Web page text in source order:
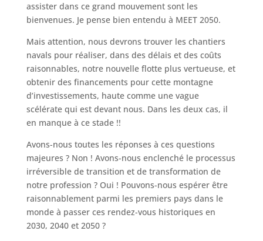
assister dans ce grand mouvement sont les
bienvenues. Je pense bien entendu à MEET 2050.
Mais attention, nous devrons trouver les chantiers
navals pour réaliser, dans des délais et des coûts
raisonnables, notre nouvelle flotte plus vertueuse, et
obtenir des financements pour cette montagne
d’investissements, haute comme une vague
scélérate qui est devant nous. Dans les deux cas, il
en manque à ce stade !!
Avons-nous toutes les réponses à ces questions
majeures ? Non ! Avons-nous enclenché le processus
irréversible de transition et de transformation de
notre profession ? Oui ! Pouvons-nous espérer être
raisonnablement parmi les premiers pays dans le
monde à passer ces rendez-vous historiques en
2030, 2040 et 2050 ?